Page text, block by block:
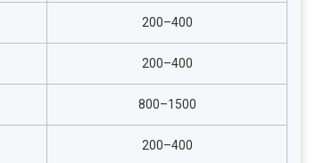
200–400
200–400
800–1500
200–400